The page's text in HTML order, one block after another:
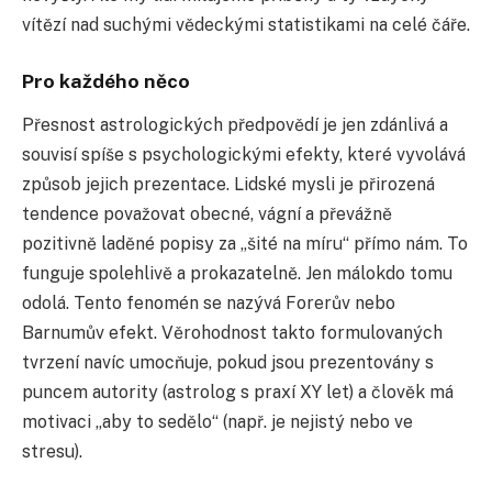
vítězí nad suchými vědeckými statistikami na celé čáře.
Pro každého něco
Přesnost astrologických předpovědí je jen zdánlivá a
souvisí spíše s psychologickými efekty, které vyvolává
způsob jejich prezentace. Lidské mysli je přirozená
tendence považovat obecné, vágní a převážně
pozitivně laděné popisy za „šité na míru“ přímo nám. To
funguje spolehlivě a prokazatelně. Jen málokdo tomu
odolá. Tento fenomén se nazývá Forerův nebo
Barnumův efekt. Věrohodnost takto formulovaných
tvrzení navíc umocňuje, pokud jsou prezentovány s
puncem autority (astrolog s praxí XY let) a člověk má
motivaci „aby to sedělo“ (např. je nejistý nebo ve
stresu).